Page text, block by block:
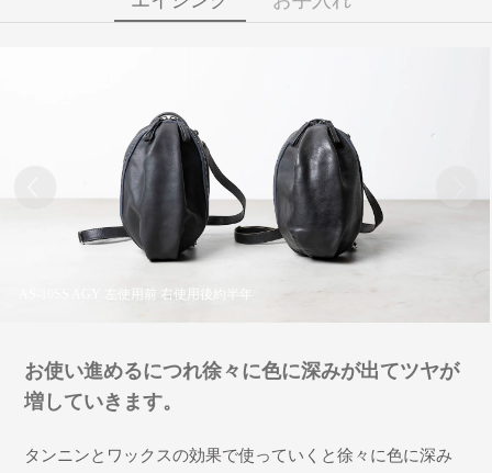
AS-10SS AGY 左使用前 右使用後約半年
お使い進めるにつれ徐々に色に深みが出てツヤが
増していきます。
タンニンとワックスの効果で使っていくと徐々に色に深み